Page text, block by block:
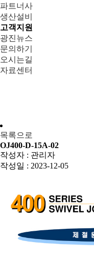
파트너사
생산설비
고객지원
광진뉴스
문의하기
오시는길
자료센터
목록으로
OJ400-D-15A-02
작성자 : 관리자
작성일 : 2023-12-05